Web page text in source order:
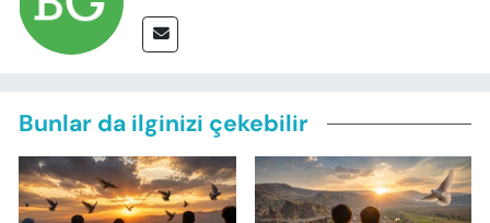
Bunlar da ilginizi çekebilir